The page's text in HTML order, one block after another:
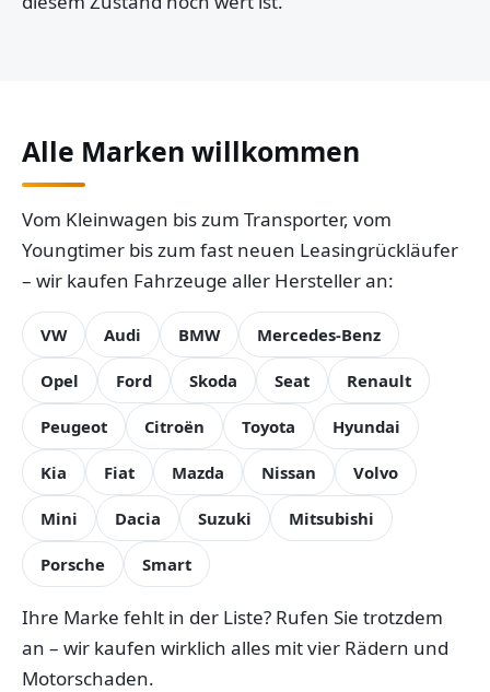
Alle Marken willkommen
Vom Kleinwagen bis zum Transporter, vom
Youngtimer bis zum fast neuen Leasingrückläufer
– wir kaufen Fahrzeuge aller Hersteller an:
VW Audi BMW Mercedes-Benz
Opel Ford Skoda Seat Renault
Peugeot Citroën Toyota Hyundai
Kia Fiat Mazda Nissan Volvo
Mini Dacia Suzuki Mitsubishi
Porsche Smart
Ihre Marke fehlt in der Liste? Rufen Sie trotzdem
an – wir kaufen wirklich alles mit vier Rädern und
Motorschaden.